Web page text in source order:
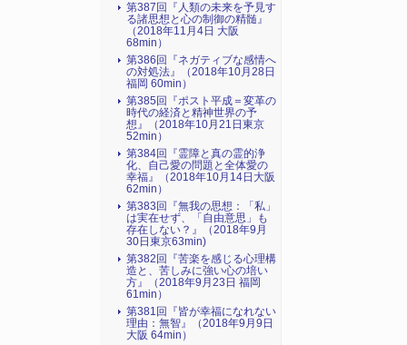
第387回『人類の未来を予見す
る諸思想と心の制御の精髄』
（2018年11月4日 大阪
68min）
第386回『ネガティブな感情へ
の対処法』（2018年10月28日
福岡 60min）
第385回『ポスト平成＝変革の
時代の経済と精神世界の予
想』（2018年10月21日東京
52min）
第384回『霊障と真の霊的浄
化、自己愛の問題と全体愛の
幸福』（2018年10月14日大阪
62min）
第383回『無我の思想：「私」
は実在せず、「自由意思」も
存在しない？』（2018年9月
30日東京63min)
第382回『苦楽を感じる心理構
造と、苦しみに強い心の培い
方』（2018年9月23日 福岡
61min）
第381回『皆が幸福になれない
理由：無智』（2018年9月9日
大阪 64min）